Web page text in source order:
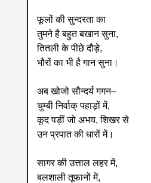
फूलों की सुन्दरता का
तुमने है बहुत बखान सुना,
तितली के पीछे दौड़े,
भौरों का भी है गान सुना।
अब खोजो सौन्दर्य गगन–
चुम्बी निर्वाक् पहाड़ों में,
कूद पड़ीं जो अभय, शिखर से
उन प्रपात की धारों में।
सागर की उत्ताल लहर में,
बलशाली तूफानों में,